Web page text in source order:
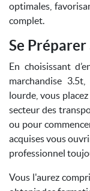
optimales,
complet.
Se
En choisissant
marchandise
lourde, vous
secteur des
ou pour
acquises vous
professionnel
Vous l'aurez